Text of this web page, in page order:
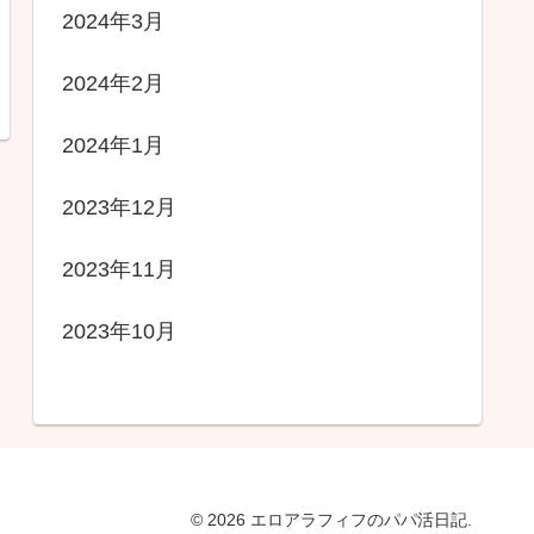
2024年3月
2024年2月
2024年1月
2023年12月
2023年11月
2023年10月
© 2026 エロアラフィフのパパ活日記.